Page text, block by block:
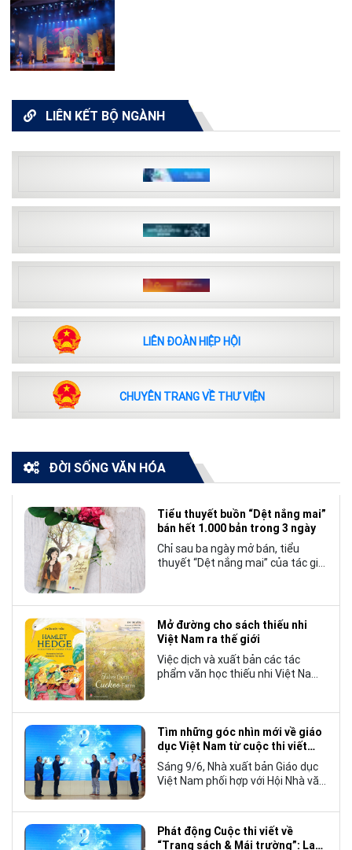
LIÊN KẾT BỘ NGÀNH
LIÊN ĐOÀN HIỆP HỘI
CHUYÊN TRANG VỀ THƯ VIỆN
ĐỜI SỐNG VĂN HÓA
Tiểu thuyết buồn “Dệt nắng mai”
bán hết 1.000 bản trong 3 ngày
Chỉ sau ba ngày mở bán, tiểu
thuyết “Dệt nắng mai” của tác giả
chương trẻ khi cán mốc 1.000 bản
tiêu thụ.
Mở đường cho sách thiếu nhi
Việt Nam ra thế giới
Việc dịch và xuất bản các tác
phẩm văn học thiếu nhi Việt Nam
tế, mà còn góp phần đưa những
câu chuyện mang đậm bản sắc
văn hóa Việt Nam bước ra thế giới.
Tìm những góc nhìn mới về giáo
dục Việt Nam từ cuộc thi viết
“Trang sách và Mái trường”
Sáng 9/6, Nhà xuất bản Giáo dục
Việt Nam phối hợp với Hội Nhà văn
cuộc thi viết về “Trang sách và
Mái trường”, hướng tới kỷ niệm 70
năm thành lập Nhà xuất bản Giáo
Phát động Cuộc thi viết về
“Trang sách & Mái trường”: Lan